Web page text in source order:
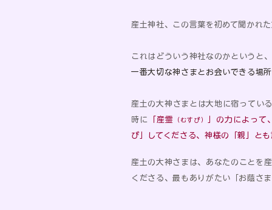
産土神社、この言葉を初めて聞かれ
これはどういう神社なのかというと
一番大切な神さまとお会いできる場所
産土の大神さまとは大地に宿ってい
時に
「産霊 （むすび）
」の力によっ
び」してくださる、神様の「親」と
産土の大神さまは、あなたのことを
くださる、最もありがたい「お蔭さ